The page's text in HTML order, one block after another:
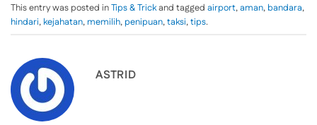
This entry was posted inTips & Trickand tagged airport,aman, bandara,
hindari, kejahatan,memilih,penipuan,taksi,tips.
ASTRID